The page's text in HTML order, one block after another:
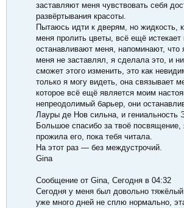
заставляют меня чувствовать себя
развёртывания красоты.
Пытаюсь идти к дверям, но жидкость,
меня пролить цветы, всё ещё истекает
останавливают меня, напоминают, что
меня не заставлял, я сделала это, и
сможет этого изменить, это как
только я могу видеть, она связывает
которое всё ещё является моим
непреодолимый барьер, они
Лауры де Нов сильна, и гениальность
Большое спасибо за твоё посвящение,
прожила его, пока тебя читала.
На этот раз — без междустрочий.
Gina
Сообщение от Gina, Сегодня в 04:32
Сегодня у меня был довольно
уже много дней не сплю нормально,